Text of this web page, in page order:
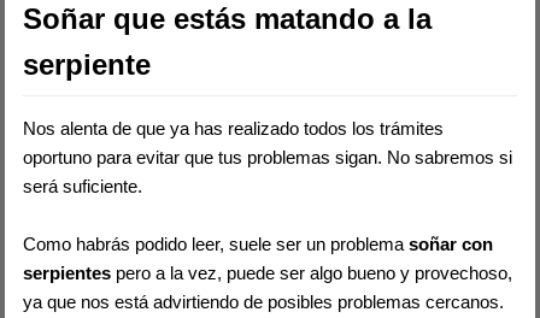
Soñar que estás matando a la
serpiente
Nos alenta de que ya has realizado todos los trámites
oportuno para evitar que tus problemas sigan. No sabremos si
será suficiente.
Como habrás podido leer, suele ser un problemasoñar con
serpientes pero a la vez, puede ser algo bueno y provechoso,
ya que nos está advirtiendo de posibles problemas cercanos.